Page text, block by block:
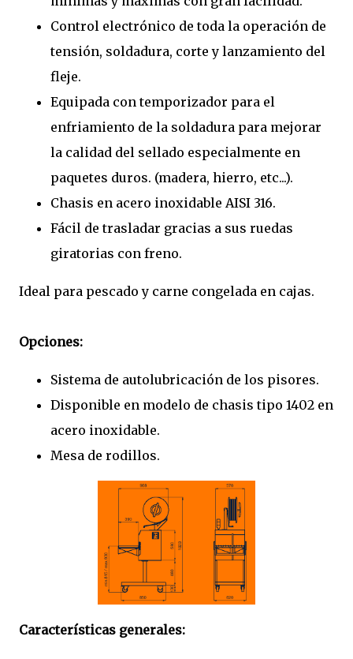
Control electrónico de toda la operación de
tensión, soldadura, corte y lanzamiento del
fleje.
Equipada con temporizador para el
enfriamiento de la soldadura para mejorar
la calidad del sellado especialmente en
paquetes duros. (madera, hierro, etc...).
Chasis en acero inoxidable AISI 316.
Fácil de trasladar gracias a sus ruedas
giratorias con freno.
Ideal para pescado y carne congelada en cajas.
Opciones:
Sistema de autolubricación de los pisores.
Disponible en modelo de chasis tipo 1402 en
acero inoxidable.
Mesa de rodillos.
Características generales: